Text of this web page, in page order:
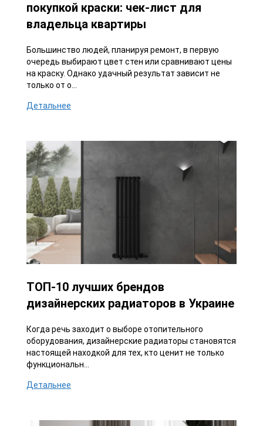
покупкой краски: чек-лист для
владельца квартиры
Большинство людей, планируя ремонт, в первую
очередь выбирают цвет стен или сравнивают цены
на краску. Однако удачный результат зависит не
только от о...
Детальнее
ТОП-10 лучших брендов
дизайнерских радиаторов в Украине
Когда речь заходит о выборе отопительного
оборудования, дизайнерские радиаторы становятся
настоящей находкой для тех, кто ценит не только
функциональн...
Детальнее